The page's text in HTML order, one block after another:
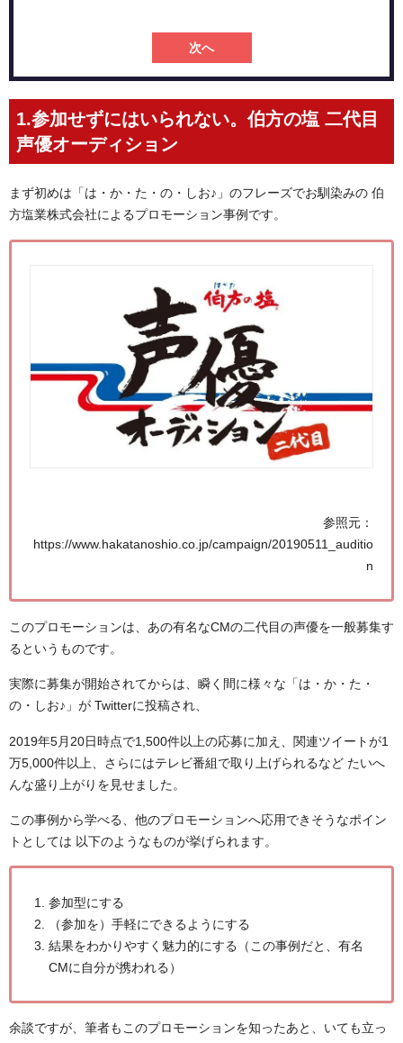
次へ
1.参加せずにはいられない。伯方の塩 二代目
声優オーディション
まず初めは「は・か・た・の・しお♪」のフレーズでお馴染みの 伯
方塩業株式会社によるプロモーション事例です。
参照元：
https://www.hakatanoshio.co.jp/campaign/20190511_auditio
n
このプロモーションは、あの有名なCMの二代目の声優を一般募集す
るというものです。
実際に募集が開始されてからは、瞬く間に様々な「は・か・た・
の・しお♪」が Twitterに投稿され、
2019年5月20日時点で1,500件以上の応募に加え、関連ツイートが1
万5,000件以上、さらにはテレビ番組で取り上げられるなど たいへ
んな盛り上がりを見せました。
この事例から学べる、他のプロモーションへ応用できそうなポイン
トとしては 以下のようなものが挙げられます。
参加型にする
（参加を）手軽にできるようにする
結果をわかりやすく魅力的にする（この事例だと、有名
CMに自分が携われる）
余談ですが、筆者もこのプロモーションを知ったあと、いても立っ